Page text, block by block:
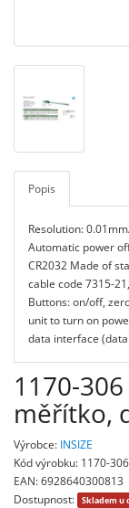
Popis
Resolution:
Automatic power
CR2032 Made of
cable code 7315-
Buttons: on/off,
unit to turn on
data interface
1170-
měřítko,
Výrobce: INSIZE
Kód výrobku: 1170-306
EAN: 6928640300813
Dostupnost:
Skladem u